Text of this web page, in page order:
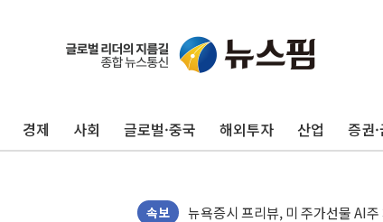
경제 사회 글로벌·중국 해외투자 산업 증권
속보
유럽증시, 견조한 실적 소화하며
리투아니아 국방 "러, 우크라 드
구광모, 내주 실리콘밸리서 젠슨
뉴욕증시 개장 전 특징주...모더
뉴욕증시 프리뷰, 미 주가선물 AI